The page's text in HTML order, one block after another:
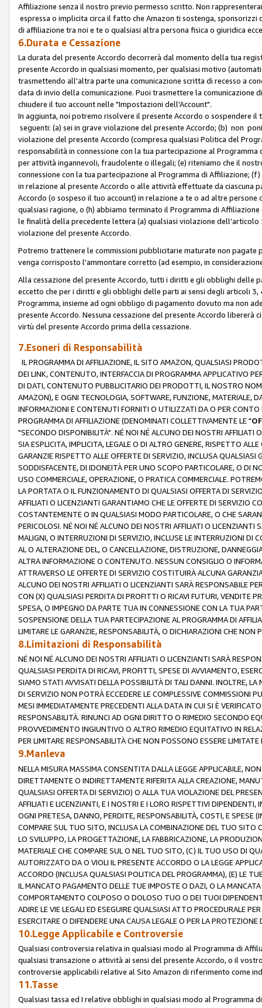
Affiliazione senza il nostro previo permesso scritto. Non
espressa o implicita circa il fatto che Amazon ti sostenga,
di affiliazione tra noi e te o qualsiasi altra persona fisica o giuridica
6.Durata e Cessazione
La durata del presente Accordo decorrerà dal momento della tua
presente Accordo in qualsiasi momento, per qualsiasi motivo
trasmettendo all'altra parte una comunicazione scritta di recesso a
data di invio della comunicazione. Puoi trasmettere la
chiudere il tuo account nelle "Impostazioni dell'Account".
In aggiunta, noi potremo risolvere il presente Accordo o sospendere
seguenti: (a) sei in grave violazione del presente Accordo; (b) non
violazione del presente Accordo (compresa qualsiasi Politica del
responsabilità in connessione con la tua partecipazione al
per attività ingannevoli, fraudolente o illegali; (e) riteniamo che il
connessione con la tua partecipazione al Programma di Affiliazione;
in relazione al presente Accordo o alle attività effettuate da ciascuna
Accordo (o sospeso il tuo account) in relazione a te o ad altre
qualsiasi ragione, o (h) abbiamo terminato il Programma di
le finalità della precedente lettera (a) qualsiasi violazione
violazione del presente Accordo.
Potremo trattenere le commissioni pubblicitarie maturate non
venga corrisposto l'ammontare corretto (ad esempio, in
Alla cessazione del presente Accordo, tutti i diritti e gli obblighi delle
eccetto che per i diritti e gli obblighi delle parti ai sensi degli articoli
Programma, insieme ad ogni obbligo di pagamento dovuto ma non
presente Accordo. Nessuna cessazione del presente Accordo
virtù del presente Accordo prima della cessazione.
7.Esoneri di Responsabilità
IL PROGRAMMA DI AFFILIAZIONE, IL SITO AMAZON, QUALSIASI
DEI LINK, CONTENUTO, INTERFACCIA DI PROGRAMMA APPLICATIVO
DI DATI, CONTENUTO PUBBLICITARIO DEI PRODOTTI, IL NOSTRO
AMAZON), E OGNI TECNOLOGIA, SOFTWARE, FUNZIONE, MATERIALE,
INFORMAZIONI E CONTENUTI FORNITI O UTILIZZATI DA O PER
PROGRAMMA DI AFFILIAZIONE (DENOMINATI COLLETTIVAMENTE LE "
"SECONDO DISPONIBILITÀ". NÉ NOI NÉ ALCUNO DEI NOSTRI
SIA ESPLICITA, IMPLICITA, LEGALE O DI ALTRO GENERE, RISPETTO
GARANZIE RISPETTO ALLE OFFERTE DI SERVIZIO, INCLUSA
SODDISFACENTE, DI IDONEITÀ PER UNO SCOPO PARTICOLARE, O DI
USO COMMERCIALE, OPERAZIONE, O PRATICA COMMERCIALE.
LA PORTATA O IL FUNZIONAMENTO DI QUALSIASI OFFERTA DI
AFFILIATI O LICENZIANTI GARANTIAMO CHE LE OFFERTE DI SERVIZIO
COSTANTEMENTE O IN QUALSIASI MODO PARTICOLARE, O CHE
PERICOLOSI. NÉ NOI NÉ ALCUNO DEI NOSTRI AFFILIATI O LICENZIANTI
MALIGNI, O INTERRUZIONI DI SERVIZIO, INCLUSE LE INTERRUZIONI DI
AL O ALTERAZIONE DEL, O CANCELLAZIONE, DISTRUZIONE,
ALTRA INFORMAZIONE O CONTENUTO. NESSUN CONSIGLIO O
ATTRAVERSO LE OFFERTE DI SERVIZIO COSTITUIRÀ ALCUNA
ALCUNO DEI NOSTRI AFFILIATI O LICENZIANTI SARÀ RESPONSABILE
CON (X) QUALSIASI PERDITA DI PROFITTI O RICAVI FUTURI, VENDITE
SPESA, O IMPEGNO DA PARTE TUA IN CONNESSIONE CON LA TUA
SOSPENSIONE DELLA TUA PARTECIPAZIONE AL PROGRAMMA DI
LIMITARE LE GARANZIE, RESPONSABILITÀ, O DICHIARAZIONI CHE NON
8.Limitazioni di Responsabilità
NÉ NOI NÉ ALCUNO DEI NOSTRI AFFILIATI O LICENZIANTI SARÀ
QUALSIASI PERDITA DI RICAVI, PROFITTI, SPESE DI AVVIAMENTO,
SIAMO STATI AVVISATI DELLA POSSIBILITÀ DI TALI DANNI. INOLTRE,
DI SERVIZIO NON POTRÀ ECCEDERE LE COMPLESSIVE COMMISSIONI
MESI IMMEDIATAMENTE PRECEDENTI ALLA DATA IN CUI SI È
RESPONSABILITÀ. RINUNCI AD OGNI DIRITTO O RIMEDIO SECONDO
PROVVEDIMENTO INGIUNTIVO O ALTRO RIMEDIO EQUITATIVO IN
PER LIMITARE RESPONSABILITÀ CHE NON POSSONO ESSERE LIMITATE
9.Manleva
NELLA MISURA MASSIMA CONSENTITA DALLA LEGGE APPLICABILE,
DIRETTAMENTE O INDIRETTAMENTE RIFERITA ALLA CREAZIONE,
QUALSIASI OFFERTA DI SERVIZIO) O ALLA TUA VIOLAZIONE DEL
AFFILIATI E LICENZIANTI, E I NOSTRI E I LORO RISPETTIVI
OGNI PRETESA, DANNO, PERDITE, RESPONSABILITÀ, COSTI, E SPESE
COMPARE SUL TUO SITO, INCLUSA LA COMBINAZIONE DEL TUO SITO
LO SVILUPPO, LA PROGETTAZIONE, LA FABBRICAZIONE, LA
MATERIALE CHE COMPARE SUL O NEL TUO SITO, (C) IL TUO USO DI
AUTORIZZATO DA O VIOLI IL PRESENTE ACCORDO O LA LEGGE
ACCORDO (INCLUSA QUALSIASI POLITICA DEL PROGRAMMA), (E) LE
IL MANCATO PAGAMENTO DELLE TUE IMPOSTE O DAZI, O LA
COMPORTAMENTO COLPOSO O DOLOSO TUO O DEI TUOI
ADIRE LE VIE LEGALI ED ESEGUIRE QUALSIASI ATTO PROCEDURALE
ESERCITARE O DIFENDERE UNA CAUSA LEGALE O PER LA
10.Legge Applicabile e Controversie
Qualsiasi controversia relativa in qualsiasi modo al Programma di
qualsiasi transazione o attività ai sensi del presente Accordo, o il
controversie applicabili relative al Sito Amazon di riferimento come
11.Tasse
Qualsiasi tassa ed I relative obblighi in qualsiasi modo al